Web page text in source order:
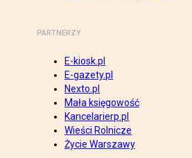
PARTNERZY
E-kiosk.pl
E-gazety.pl
Nexto.pl
Mała księgowość
Kancelarierp.pl
Wieści Rolnicze
Życie Warszawy